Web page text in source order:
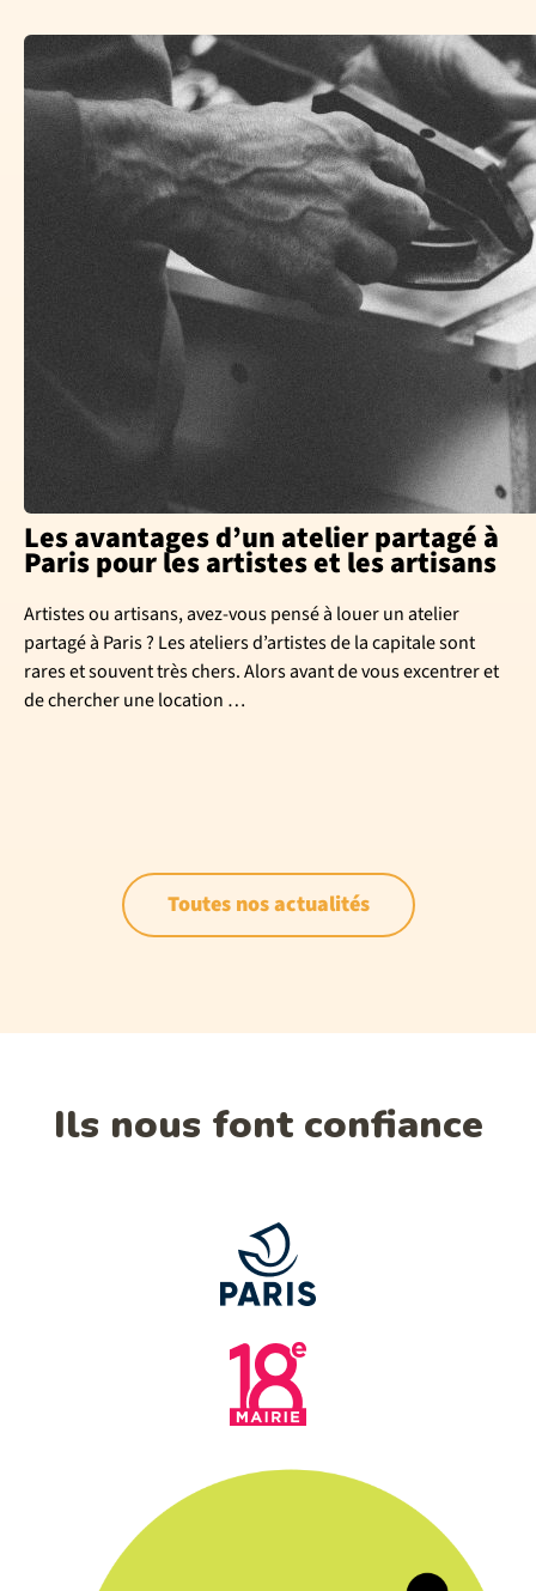
Les avantages d’un atelier partagé à
Paris pour les artistes et les artisans
Artistes ou artisans, avez-vous pensé à louer un atelier
partagé à Paris ? Les ateliers d’artistes de la capitale sont
rares et souvent très chers. Alors avant de vous excentrer et
de chercher une location …
Toutes nos actualités
Ils nous font confiance